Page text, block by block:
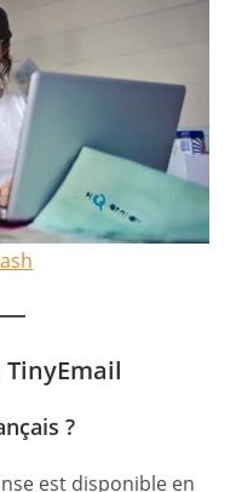
TinyEmail
?
est disponible en